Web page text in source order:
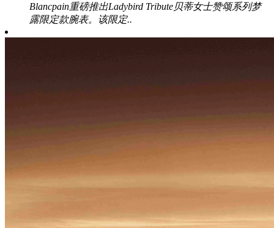
Blancpain重磅推出Ladybird Tribute贝蒂女士赞颂系列梦
露限定款腕表。该限定..